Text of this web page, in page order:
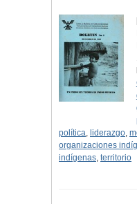
política, liderazgo,
organizaciones
indígenas, territorio